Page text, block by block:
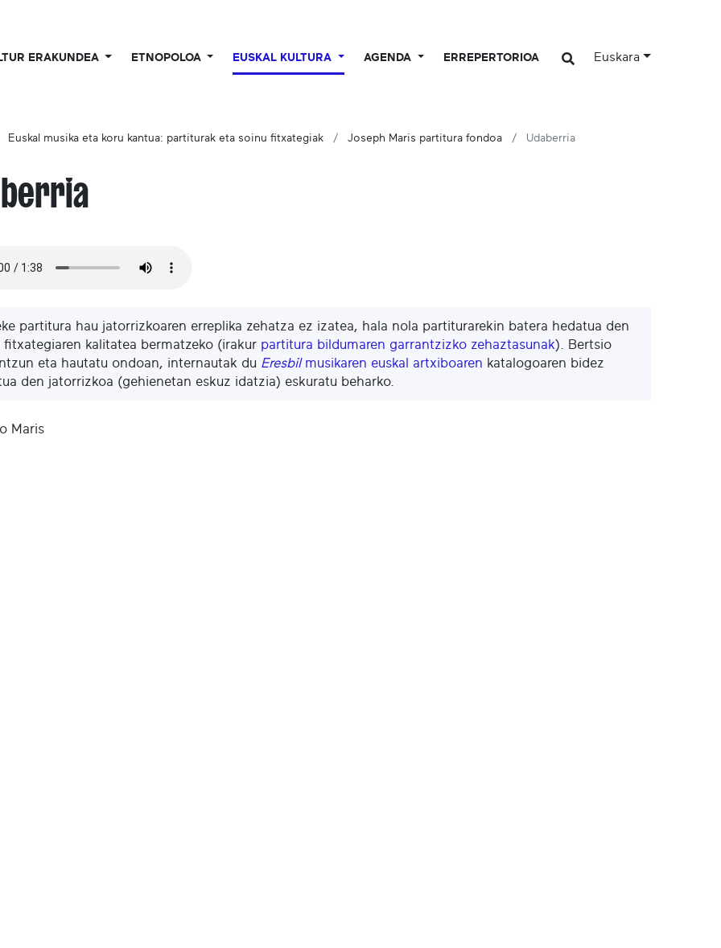
ERAKUNDEA ETNOPOLOA EUSKAL KULTURA AGENDA ERREPERTORIOA Euskara
Euskal musika eta koru kantua: partiturak eta soinu fitxategiak Joseph Maris partitura fondoa Udaberria
partitura hau jatorrizkoaren erreplika zehatza ez izatea, hala nola partiturarekin batera hedatua den
fitxategiaren kalitatea bermatzeko (irakur partitura bildumaren garrantzizko zehaztasunak). Bertsio
eta hautatu ondoan, internautak du Eresbilmusikaren euskal artxiboaren katalogoaren bidez
den jatorrizkoa (gehienetan eskuz idatzia) eskuratu beharko.
Maris